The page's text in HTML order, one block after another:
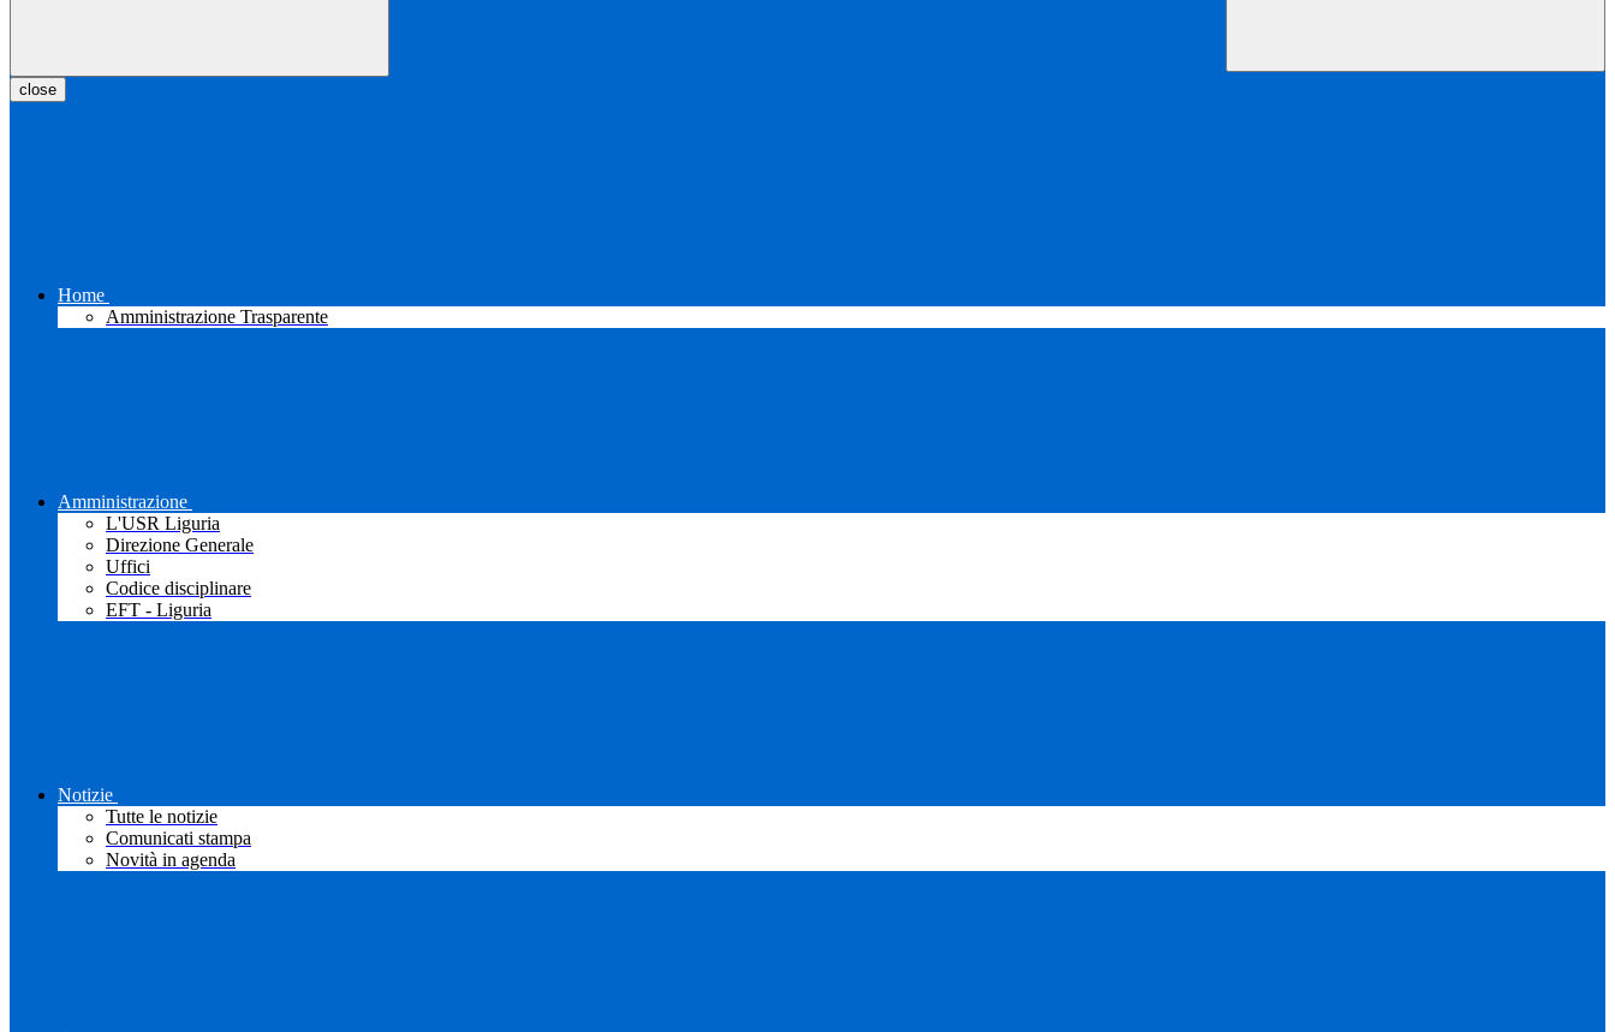
close
Home
Amministrazione Trasparente
Amministrazione
L'USR Liguria
Direzione Generale
Uffici
Codice disciplinare
EFT - Liguria
Notizie
Tutte le notizie
Comunicati stampa
Novità in agenda